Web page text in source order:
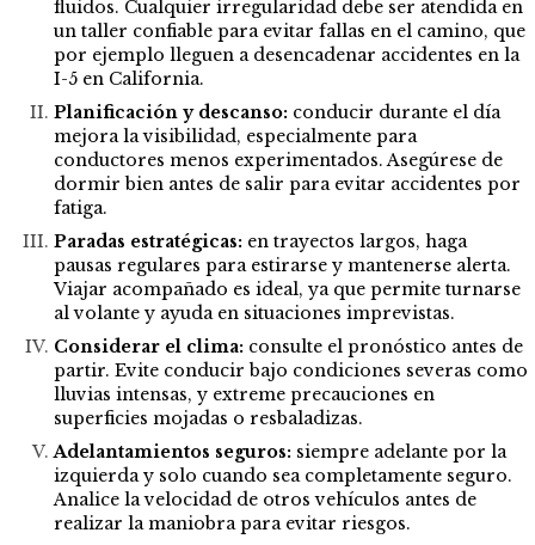
fluidos. Cualquier irregularidad debe ser atendida en
un taller confiable para evitar fallas en el camino, que
por ejemplo lleguen a desencadenar accidentes en la
I-5 en California.
Planificación y descanso: conducir durante el día
mejora la visibilidad, especialmente para
conductores menos experimentados. Asegúrese de
dormir bien antes de salir para evitar accidentes por
fatiga.
Paradas estratégicas: en trayectos largos, haga
pausas regulares para estirarse y mantenerse alerta.
Viajar acompañado es ideal, ya que permite turnarse
al volante y ayuda en situaciones imprevistas.
Considerar el clima: consulte el pronóstico antes de
partir. Evite conducir bajo condiciones severas como
lluvias intensas, y extreme precauciones en
superficies mojadas o resbaladizas.
Adelantamientos seguros: siempre adelante por la
izquierda y solo cuando sea completamente seguro.
Analice la velocidad de otros vehículos antes de
realizar la maniobra para evitar riesgos.